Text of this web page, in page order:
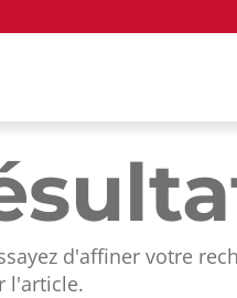
d'affiner votre
l'article.